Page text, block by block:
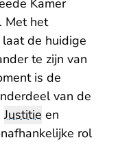
Kamer
. Met het
de huidige
te zijn van
is de
van de
Justitie en
rol